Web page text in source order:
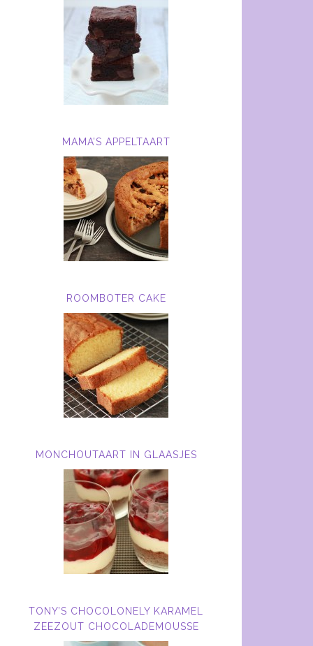
MAMA’S APPELTAART
ROOMBOTER CAKE
MONCHOUTAART IN GLAASJES
TONY’S CHOCOLONELY KARAMEL
ZEEZOUT CHOCOLADEMOUSSE